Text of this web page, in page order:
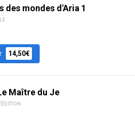
des mondes d'Aria 1
14,50€
Maître du Je